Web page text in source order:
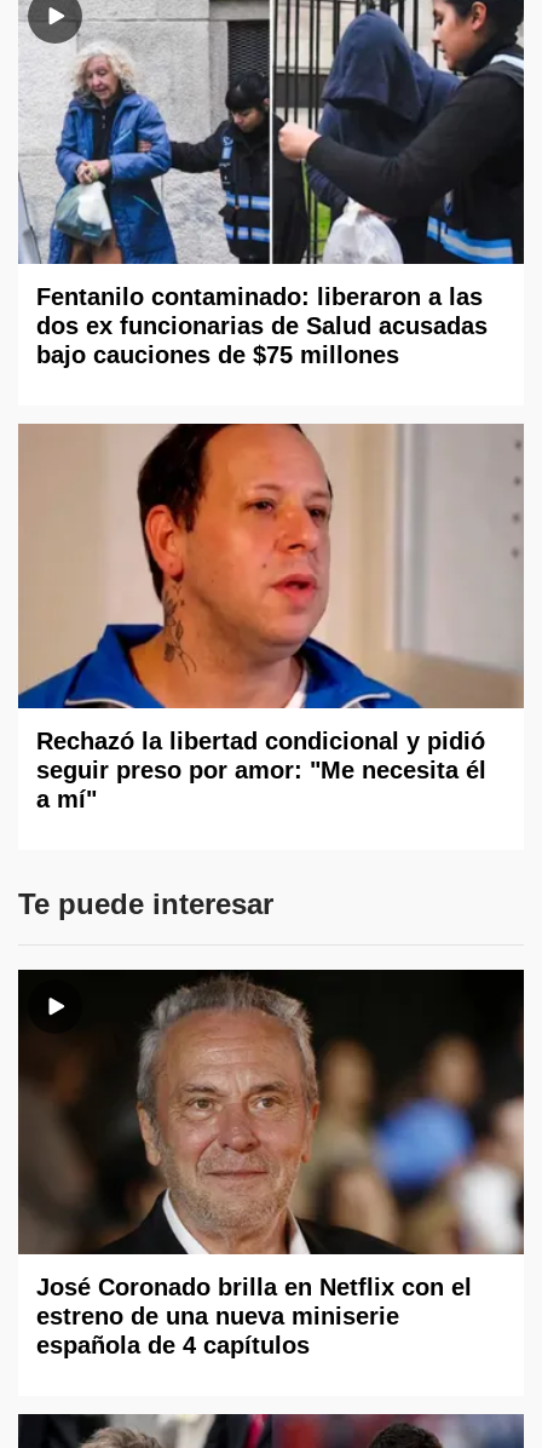
Fentanilo contaminado: liberaron a las
dos ex funcionarias de Salud acusadas
bajo cauciones de $75 millones
Rechazó la libertad condicional y pidió
seguir preso por amor: "Me necesita él
a mí"
Te puede interesar
José Coronado brilla en Netflix con el
estreno de una nueva miniserie
española de 4 capítulos